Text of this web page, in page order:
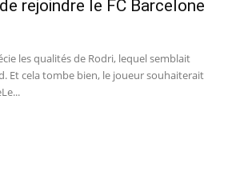
rejoindre le FC Barcelone
les qualités de Rodri, lequel semblait
Et cela tombe bien, le joueur souhaiterait